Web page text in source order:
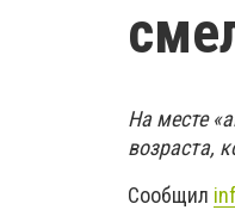
На месте
возраста,
Сообщил